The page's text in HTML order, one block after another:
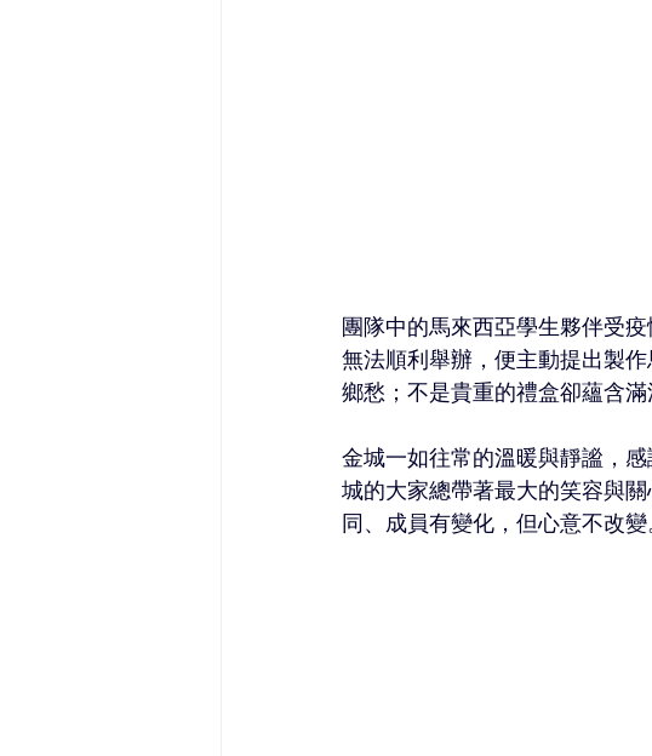
團隊中的馬來西亞學生夥伴受
無法順利舉辦，便主動提出製
鄉愁；不是貴重的禮盒卻蘊含
金城一如往常的溫暖與靜謐，
城的大家總帶著最大的笑容與
同、成員有變化，但心意不改變